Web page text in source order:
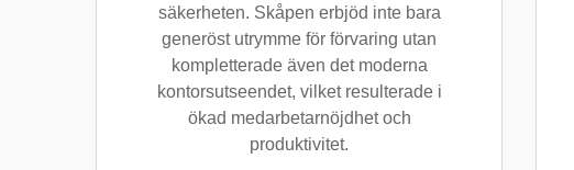
säkerheten. Skåpen erbjöd inte bara
generöst utrymme för förvaring utan
kompletterade även det moderna
kontorsutseendet, vilket resulterade i
ökad medarbetarnöjdhet och
produktivitet.